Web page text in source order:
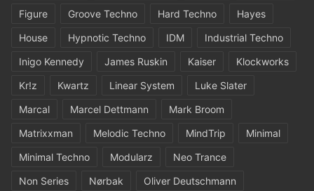
Figure
Groove Techno Hard Techno
Hayes
House
Hypnotic Techno IDM
Industrial Techno
Inigo Kennedy
James Ruskin Kaiser
Klockworks
Kr!z
Kwartz Linear System
Luke Slater
Marcal
Marcel Dettmann
Mark Broom
Matrixxman
Melodic Techno MindTrip
Minimal
Minimal Techno
Modularz
Neo Trance
Non Series
Nørbak
Oliver Deutschmann